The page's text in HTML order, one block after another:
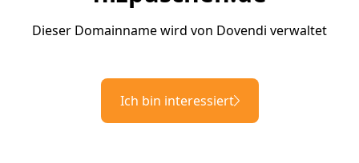
Dieser Domainname wird von Dovendi verwaltet
Ich bin interessiert